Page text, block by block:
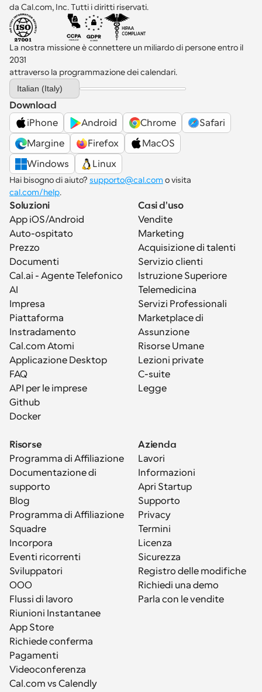
da Cal.com, Inc. Tutti i diritti riservati.
La nostra missione è connettere un miliardo di persone entro il
2031
attraverso la programmazione dei calendari.
Select Language
Italian (Italy)
Download
iPhone
Android Chrome
Safari
Margine
Firefox
MacOS
Windows
Linux
Hai bisogno di aiuto? supporto@cal.com
cal.com/help.
Soluzioni
App iOS/Android
Auto-ospitato
Prezzo
Documenti
Cal.ai - Agente Telefonico
AI
Impresa
Piattaforma
Instradamento
Cal.com Atomi
Applicazione Desktop
FAQ
API per le imprese
Github
Docker
Casi d'uso
Vendite
Marketing
Acquisizione di talenti
Servizio clienti
Istruzione Superiore
Telemedicina
Servizi Professionali
Marketplace di
Assunzione
Risorse Umane
Lezioni private
C-suite
Legge
Risorse
Programma di Affiliazione
Documentazione di
supporto
Blog
Programma di Affiliazione
Squadre
Incorpora
Eventi ricorrenti
Sviluppatori
OOO
Flussi di lavoro
Riunioni Instantanee
App Store
Richiede conferma
Pagamenti
Videoconferenza
Cal.com vs Calendly
Azienda
Lavori
Informazioni
Apri Startup
Supporto
Privacy
Termini
Licenza
Sicurezza
Registro delle modifiche
Richiedi una demo
Parla con le vendite